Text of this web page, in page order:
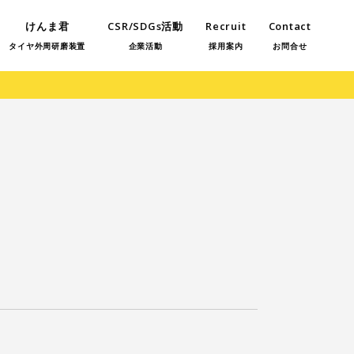
けんま君
タイヤ外周研磨装置
CSR/SDGs活動
企業活動
Recruit
採用案内
Contact
お問合せ